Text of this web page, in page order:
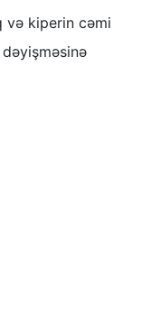
və kiperin cəmi
dəyişməsinə